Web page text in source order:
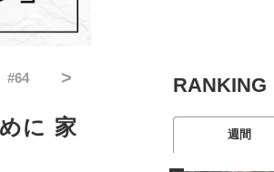
#64 >
に 家
RANKING
週間